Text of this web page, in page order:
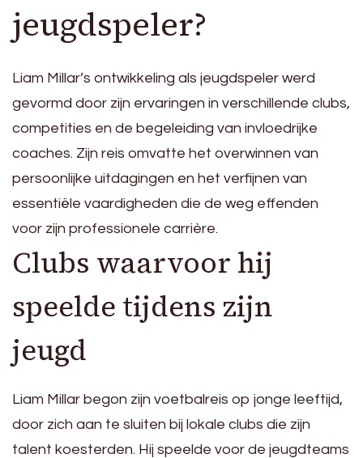
jeugdspeler?
Liam Millar’s ontwikkeling als jeugdspeler werd
gevormd door zijn ervaringen in verschillende clubs,
competities en de begeleiding van invloedrijke
coaches. Zijn reis omvatte het overwinnen van
persoonlijke uitdagingen en het verfijnen van
essentiële vaardigheden die de weg effenden
voor zijn professionele carrière.
Clubs waarvoor hij
speelde tijdens zijn
jeugd
Liam Millar begon zijn voetbalreis op jonge leeftijd,
door zich aan te sluiten bij lokale clubs die zijn
talent koesterden. Hij speelde voor de jeugdteams